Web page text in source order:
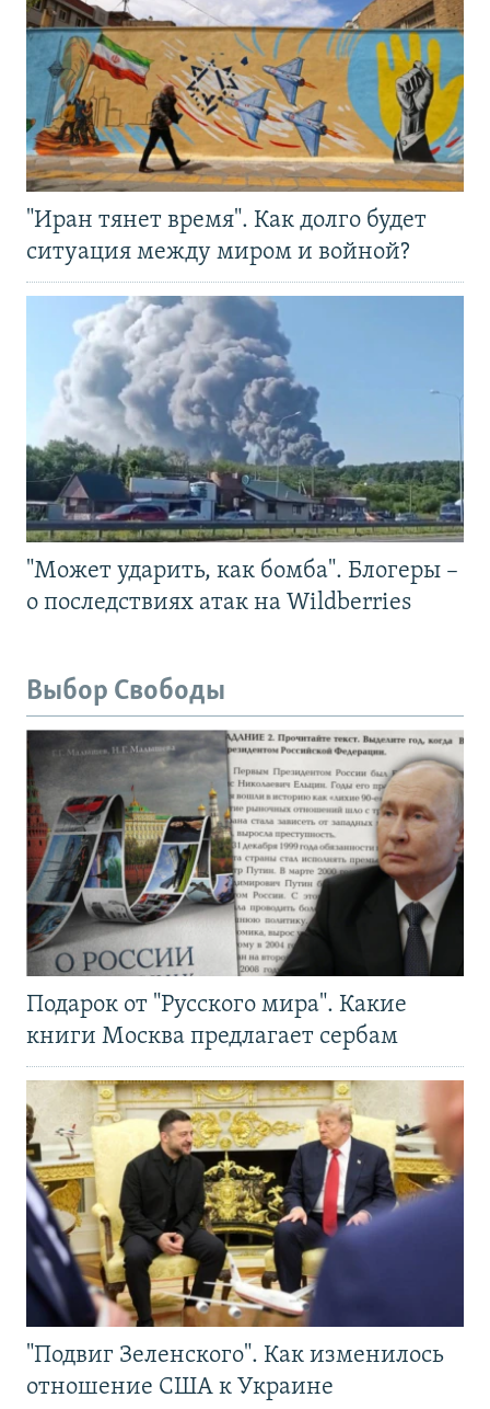
"Иран тянет время". Как долго будет
ситуация между миром и войной?
"Может ударить, как бомба". Блогеры –
о последствиях атак на Wildberries
Выбор Свободы
Подарок от "Русского мира". Какие
книги Москва предлагает сербам
"Подвиг Зеленского". Как изменилось
отношение США к Украине